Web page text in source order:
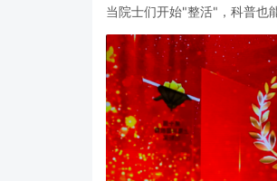
当院士们开始"整活"，科普也